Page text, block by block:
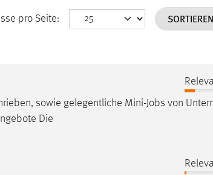
pro Seite:
sowie gelegentliche Mini- Jobs von
Die